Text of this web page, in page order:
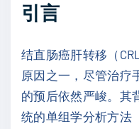
引言
结直肠癌肝转移（
原因之一，尽管治疗
的预后依然严峻。其
统的单组学分析方法